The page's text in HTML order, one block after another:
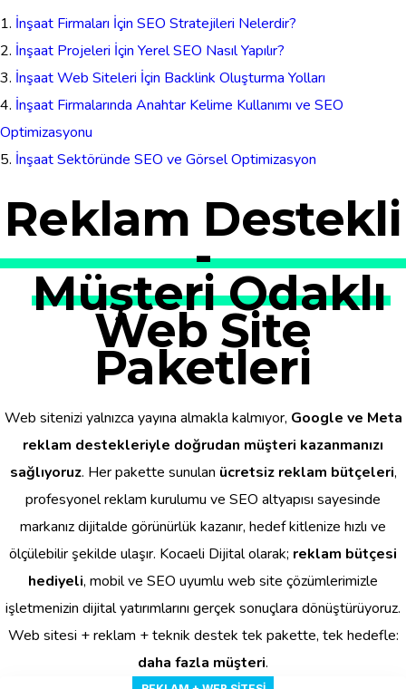
İnşaat Firmaları İçin SEO Stratejileri Nelerdir?
İnşaat Projeleri İçin Yerel SEO Nasıl Yapılır?
İnşaat Web Siteleri İçin Backlink Oluşturma Yolları
İnşaat Firmalarında Anahtar Kelime Kullanımı ve SEO
Optimizasyonu
İnşaat Sektöründe SEO ve Görsel Optimizasyon
Reklam Destekli
-
Müşteri Odaklı
Web Site
Paketleri
Web sitenizi yalnızca yayına almakla kalmıyor, Google ve Meta
reklam destekleriyle doğrudan müşteri kazanmanızı
sağlıyoruz. Her pakette sunulan ücretsiz reklam bütçeleri,
profesyonel reklam kurulumu ve SEO altyapısı sayesinde
markanız dijitalde görünürlük kazanır, hedef kitlenize hızlı ve
ölçülebilir şekilde ulaşır. Kocaeli Dijital olarak; reklam bütçesi
hediyeli, mobil ve SEO uyumlu web site çözümlerimizle
işletmenizin dijital yatırımlarını gerçek sonuçlara dönüştürüyoruz.
Web sitesi + reklam + teknik destek tek pakette, tek hedefle:
daha fazla müşteri.